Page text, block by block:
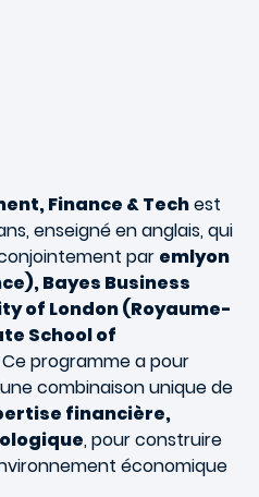
Finance & Techest
enseigné en anglais, qui
par emlyon
Bayes Business
of London (Royaume-
School of
Ce programme a pour
combinaison unique de
financière,
, pour construire
économique